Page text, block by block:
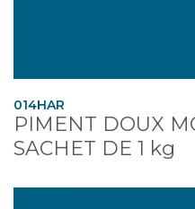
014HAR
PIMENT DOUX
SACHET DE 1 kg